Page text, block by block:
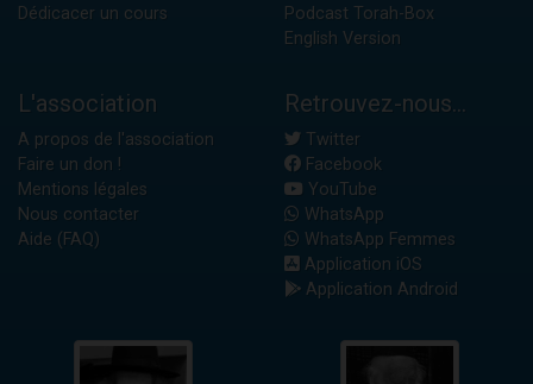
Dédicacer un cours
Podcast Torah-Box
English Version
L'association
A propos de l'association
Faire un don !
Mentions légales
Nous contacter
Aide (FAQ)
Retrouvez-nous...
Twitter
Facebook
YouTube
WhatsApp
WhatsApp Femmes
Application iOS
Application Android